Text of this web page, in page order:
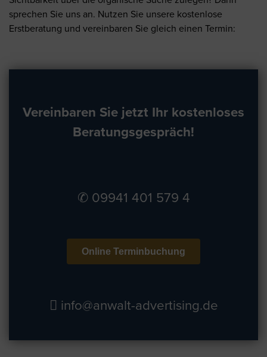
sprechen Sie uns an. Nutzen Sie unsere kostenlose
Erstberatung und vereinbaren Sie gleich einen Termin:
Vereinbaren Sie jetzt Ihr kostenloses
Beratungsgespräch!
✆ 09941 401 579 4
Online Terminbuchung
info@anwalt-advertising.de